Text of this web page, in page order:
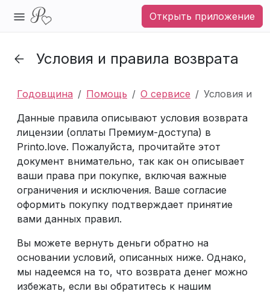
Открыть приложение
Условия и правила возврата
Годовщина Помощь О сервисе
Условия и
Данные правила описывают условия возврата
лицензии (оплаты Премиум-доступа) в
Printo.love. Пожалуйста, прочитайте этот
документ внимательно, так как он описывает
ваши права при покупке, включая важные
ограничения и исключения. Ваше согласие
оформить покупку подтверждает принятие
вами данных правил.
Вы можете вернуть деньги обратно на
основании условий, описанных ниже. Однако,
мы надеемся на то, что возврата денег можно
избежать, если вы обратитесь к нашим